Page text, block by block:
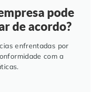
pode
de acordo?
enfrentadas por
com a